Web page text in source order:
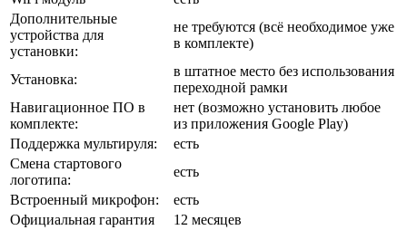
Дополнительные
устройства для
установки:
не требуются (всё необходимое уже
в комплекте)
Установка:
в штатное место без использования
переходной рамки
Навигационное ПО в
комплекте:
нет (возможно установить любое
из приложения Google Play)
Поддержка мультируля:
есть
Смена стартового
логотипа:
есть
Встроенный микрофон:
есть
Официальная гарантия
12 месяцев